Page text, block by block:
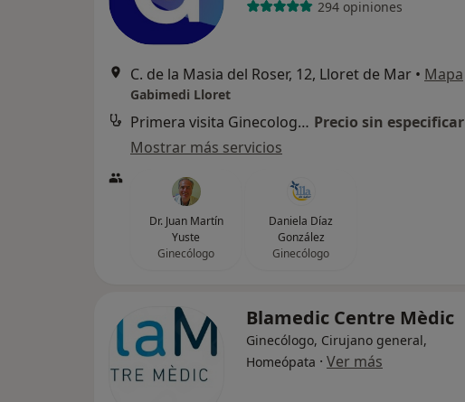
294 opiniones
C. de la Masia del Roser, 12, Lloret de Mar • Mapa
Gabimedi Lloret
Primera visita Ginecología y Obstetricia Precio sin especificar
Mostrar más servicios
Dr. Juan Martín
Yuste
Ginecólogo
Daniela Díaz
González
Ginecólogo
Blamedic Centre Mèdic
Ginecólogo, Cirujano general,
Homeópata · Ver más